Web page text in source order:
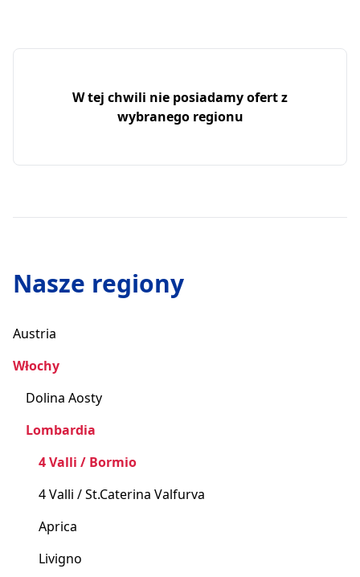
W tej chwili nie posiadamy ofert z
wybranego regionu
Nasze regiony
Austria
Włochy
Dolina Aosty
Lombardia
4 Valli / Bormio
4 Valli / St.Caterina Valfurva
Aprica
Livigno